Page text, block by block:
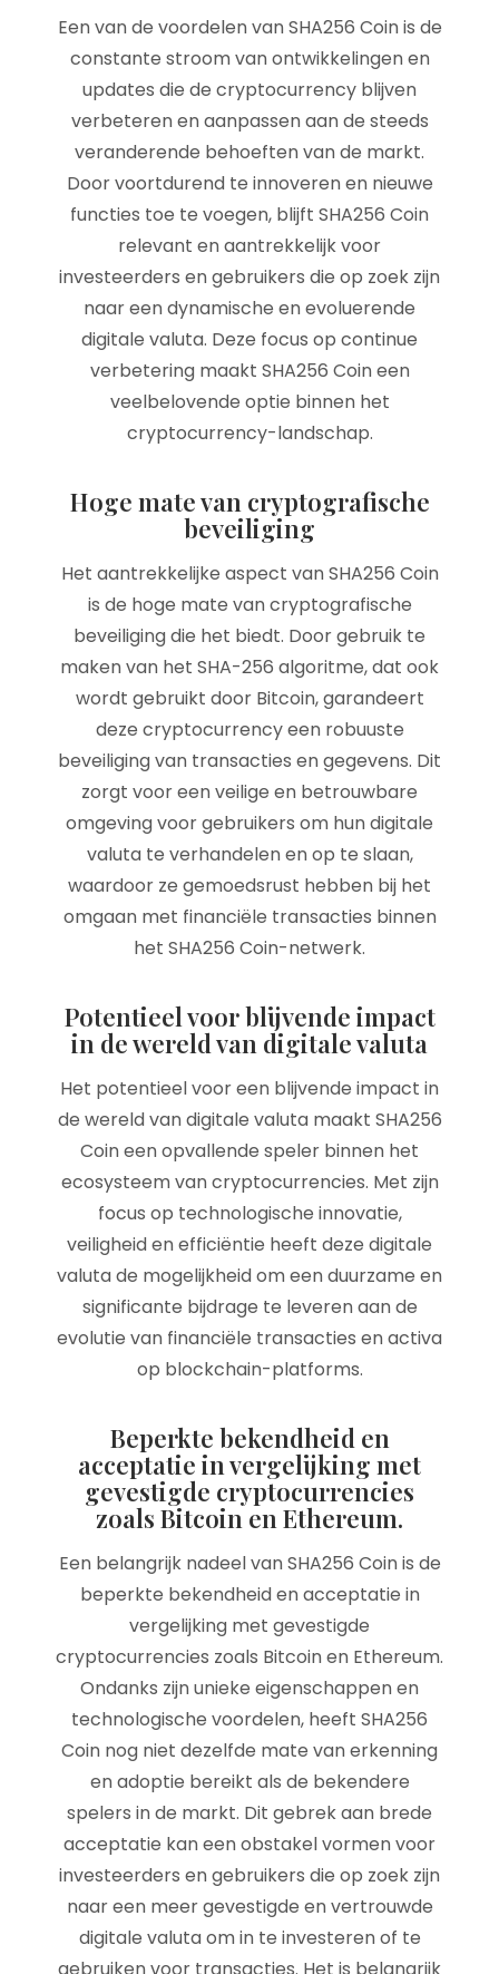
Een van de voordelen van SHA256 Coin is de
constante stroom van ontwikkelingen en
updates die de cryptocurrency blijven
verbeteren en aanpassen aan de steeds
veranderende behoeften van de markt.
Door voortdurend te innoveren en nieuwe
functies toe te voegen, blijft SHA256 Coin
relevant en aantrekkelijk voor
investeerders en gebruikers die op zoek zijn
naar een dynamische en evoluerende
digitale valuta. Deze focus op continue
verbetering maakt SHA256 Coin een
veelbelovende optie binnen het
cryptocurrency-landschap.
Hoge mate van cryptografische
beveiliging
Het aantrekkelijke aspect van SHA256 Coin
is de hoge mate van cryptografische
beveiliging die het biedt. Door gebruik te
maken van het SHA-256 algoritme, dat ook
wordt gebruikt door Bitcoin, garandeert
deze cryptocurrency een robuuste
beveiliging van transacties en gegevens. Dit
zorgt voor een veilige en betrouwbare
omgeving voor gebruikers om hun digitale
valuta te verhandelen en op te slaan,
waardoor ze gemoedsrust hebben bij het
omgaan met financiële transacties binnen
het SHA256 Coin-netwerk.
Potentieel voor blijvende impact
in de wereld van digitale valuta
Het potentieel voor een blijvende impact in
de wereld van digitale valuta maakt SHA256
Coin een opvallende speler binnen het
ecosysteem van cryptocurrencies. Met zijn
focus op technologische innovatie,
veiligheid en efficiëntie heeft deze digitale
valuta de mogelijkheid om een duurzame en
significante bijdrage te leveren aan de
evolutie van financiële transacties en activa
op blockchain-platforms.
Beperkte bekendheid en
acceptatie in vergelijking met
gevestigde cryptocurrencies
zoals Bitcoin en Ethereum.
Een belangrijk nadeel van SHA256 Coin is de
beperkte bekendheid en acceptatie in
vergelijking met gevestigde
cryptocurrencies zoals Bitcoin en Ethereum.
Ondanks zijn unieke eigenschappen en
technologische voordelen, heeft SHA256
Coin nog niet dezelfde mate van erkenning
en adoptie bereikt als de bekendere
spelers in de markt. Dit gebrek aan brede
acceptatie kan een obstakel vormen voor
investeerders en gebruikers die op zoek zijn
naar een meer gevestigde en vertrouwde
digitale valuta om in te investeren of te